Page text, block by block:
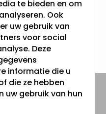
te bieden en om
Ook
uw gebruik van
voor social
Deze
informatie die u
die ze hebben
uw gebruik van hun